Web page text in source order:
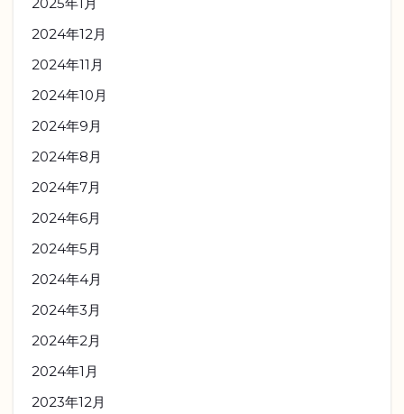
2025年1月
2024年12月
2024年11月
2024年10月
2024年9月
2024年8月
2024年7月
2024年6月
2024年5月
2024年4月
2024年3月
2024年2月
2024年1月
2023年12月